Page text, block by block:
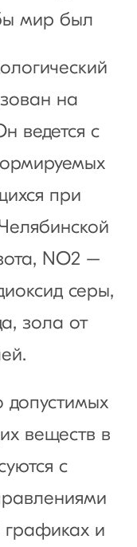
мир был
на
ведется с
при
NO2 –
серы,
зола от
веществ в
с
и